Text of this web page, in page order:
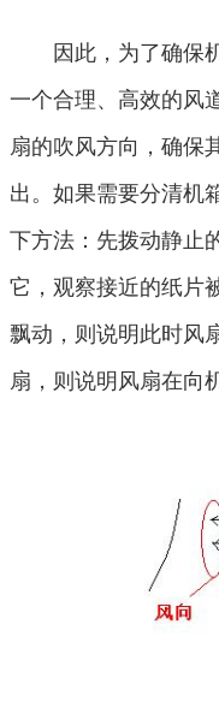
因此，为了确保机
一个合理、高效的风
扇的吹风方向，确保
出。如果需要分清机
下方法：先拨动静止
它，观察接近的纸片
飘动，则说明此时风
扇，则说明风扇在向